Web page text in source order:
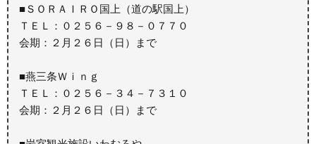
■ＳＯＲＡＩＲＯ国上（道の駅国上）
ＴＥＬ：０２５６－９８－０７７０
会期：２月２６日（日）まで
■燕三条Ｗｉｎｇ
ＴＥＬ：０２５６－３４－７３１０
会期：２月２６日（日）まで